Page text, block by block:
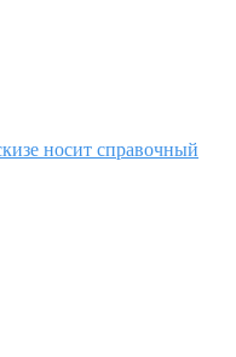
носит справочный